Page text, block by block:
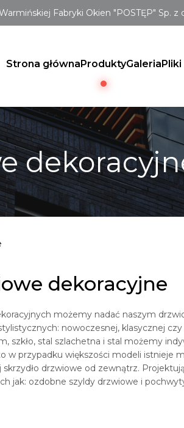
Fabryki Okien "POSTĘP" Sp. z
Strona głównaProduktyGaleria
dekoracyjne
możemy nadać naszym
nowoczesnej, klasycznej
szkło, stal szlachetna i stal możemy
przypadku większości modeli istnieje
drzwiowe od zewnątrz.
jak: ozdobne szyldy drzwiowe i